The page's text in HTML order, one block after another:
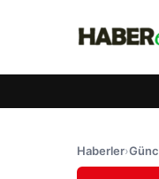
Haberler›